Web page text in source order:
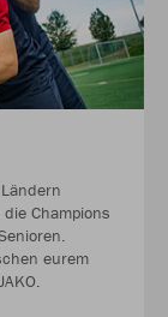
Champions
eurem